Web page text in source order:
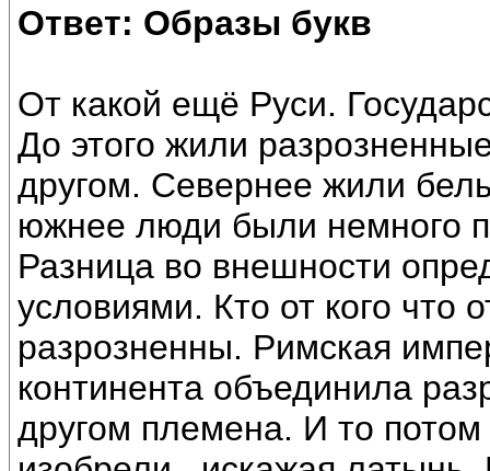
Ответ: Образы букв
От какой ещё Руси.
До этого жили
другом. Севернее жили
южнее люди были немного
Разница во внешности
условиями. Кто от кого что
разрозненны. Римская
континента объединила
другом племена. И то